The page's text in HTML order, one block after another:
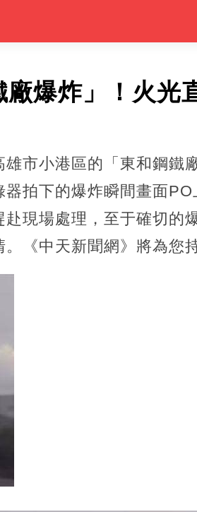
爆炸」！火光
市小港區的「東和鋼鐵
拍下的爆炸瞬間畫面
現場處理，至于確切的
《中天新聞網》將為您